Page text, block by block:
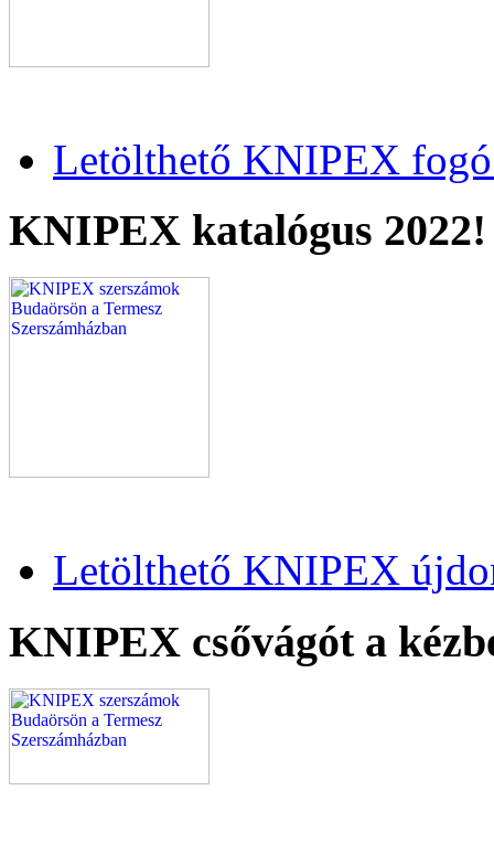
Letölthető KNIPEX fogó
KNIPEX katalógus 2022!
Letölthető KNIPEX
KNIPEX csővágót a